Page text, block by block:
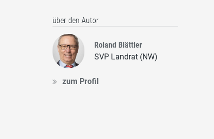
über den Autor
Roland Blättler
SVP Landrat (NW)
zum Profil